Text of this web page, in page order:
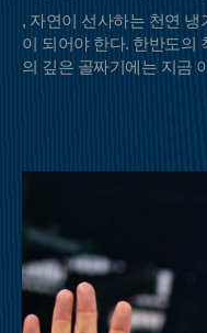
, 자연이 선사하는 천연
이 되어야 한다. 한반도의
의 깊은 골짜기에는 지금
운 흙길이 이어져 여름철
자락의 물한계곡은 이름
힘들 정도로 강력한 냉기
빽빽하게 들어선 원시림
정상에 서면 세 갈래의 문
마주할 수 있다.백두대간
문경과 충북 괴산의 경계